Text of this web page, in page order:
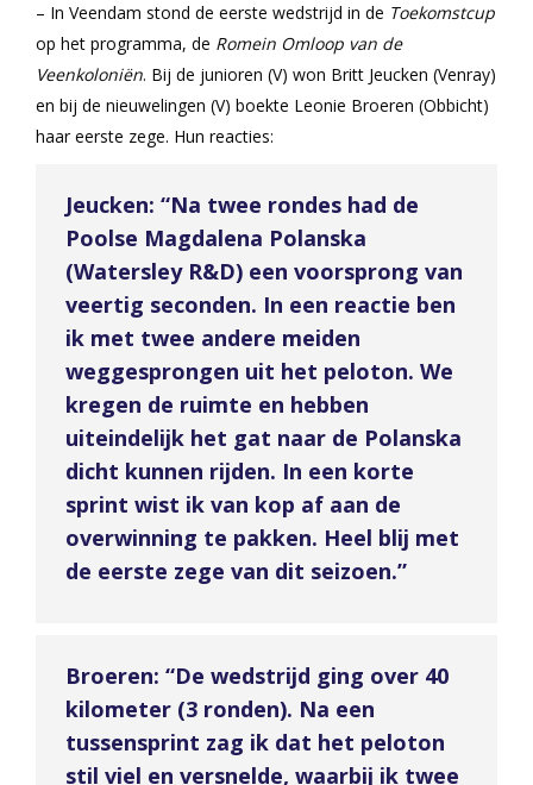
– In Veendam stond de eerste wedstrijd in de Toekomstcup
op het programma, de Romein Omloop van de
Veenkoloniën. Bij de junioren (V) won Britt Jeucken (Venray)
en bij de nieuwelingen (V) boekte Leonie Broeren (Obbicht)
haar eerste zege. Hun reacties:
Jeucken: “Na twee rondes had de
Poolse Magdalena Polanska
(Watersley R&D) een voorsprong van
veertig seconden. In een reactie ben
ik met twee andere meiden
weggesprongen uit het peloton. We
kregen de ruimte en hebben
uiteindelijk het gat naar de Polanska
dicht kunnen rijden. In een korte
sprint wist ik van kop af aan de
overwinning te pakken. Heel blij met
de eerste zege van dit seizoen.”
Broeren: “De wedstrijd ging over 40
kilometer (3 ronden). Na een
tussensprint zag ik dat het peloton
stil viel en versnelde, waarbij ik twee